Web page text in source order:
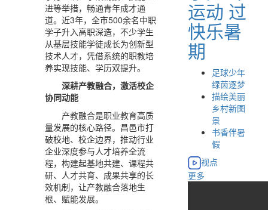
进等举措，畅通青年成才通
道。近3年，全市500余名中职
学子升入高职深造，不少学生
从基层技能学徒成长为创新型
技术人才，凭借系统的职教培
养实现技能、学历双提升。
深耕产教融合，激活校企
协同动能
产教融合是职业教育高质
量发展的核心路径。昌邑市打
破校地、校企边界，推动行业
企业深度参与人才培养全流
程，构建起基地共建、课程共
研、人才共育、成果共享的长
效机制，让产教融合落地生
根、赋能发展。
运动 过
快乐暑
期
足球少年
绿茵逐梦
描绘美丽
乡村新图
景
书香伴暑
假
视点
更多